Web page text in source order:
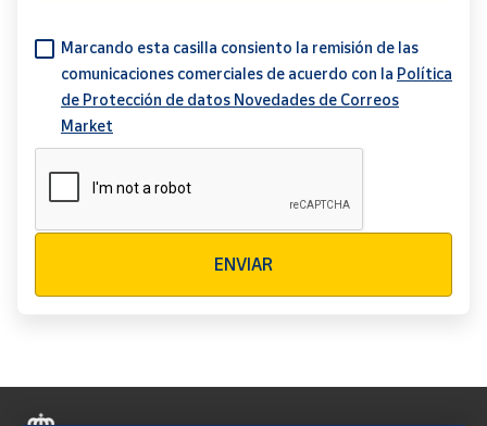
Marcando esta casilla consiento la remisión de las
comunicaciones comerciales de acuerdo con la Política
de Protección de datos Novedades de Correos
Market
ENVIAR